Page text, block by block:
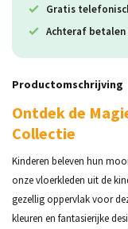
Gratis
Achteraf betalen
Productomschrijving
Ontdek de
Collectie
Kinderen beleven hun
onze vloerkleden uit de
gezellig oppervlak voor
kleuren en fantasierijke